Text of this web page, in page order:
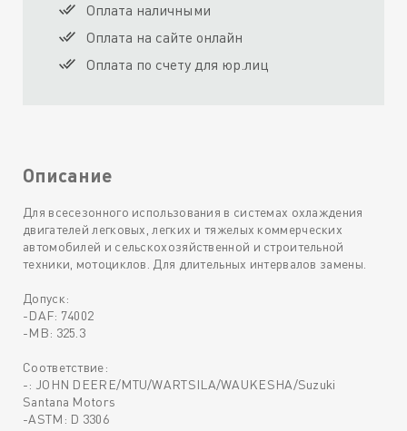
Оплата наличными
Оплата на сайте онлайн
Оплата по счету для юр.лиц
Описание
Для всесезонного использования в системах охлаждения
двигателей легковых, легких и тяжелых коммерческих
автомобилей и сельскохозяйственной и строительной
техники, мотоциклов. Для длительных интервалов замены.
Допуск:
-DAF: 74002
-MB: 325.3
Соответствие:
-: JOHN DEERE/MTU/WARTSILA/WAUKESHA/Suzuki
Santana Motors
-ASTM: D 3306